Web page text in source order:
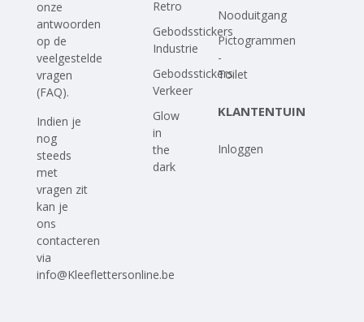
onze
antwoorden
op de
veelgestelde
vragen
(FAQ).
Indien je
nog
steeds
met
vragen zit
kan je
ons
contacteren
via
info@Kleeflettersonline.be
Retro
Gebodsstickers
Industrie
Gebodsstickers
Verkeer
Glow
in
the
dark
Nooduitgang
Pictogrammen
-
Toilet
KLANTENTUIN
Inloggen